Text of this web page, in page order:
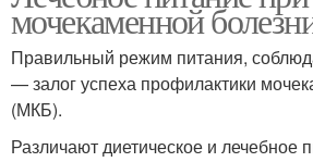
мочекаменной
Правильный режим питания,
— залог успеха профилактики
(МКБ).
Различают диетическое и лечебное